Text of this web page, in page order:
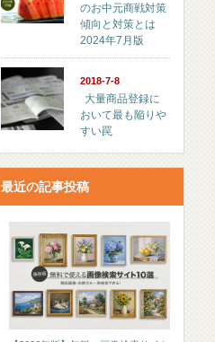
のお中元商戦対策
傾向と対策とは
2024年7月版
2018-7-8
大量商品登録に
おいて最も陥りや
すい罠
最近の記事投稿